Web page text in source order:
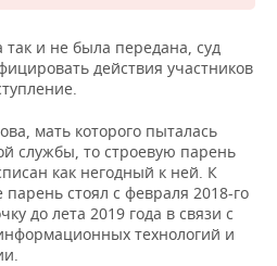
так и не была передана, суд
действия участников
мать которого пыталась
службы, то строевую парень
как негодный к ней. К
парень стоял с февраля 2018-го
до лета 2019 года в связи с
технологий и